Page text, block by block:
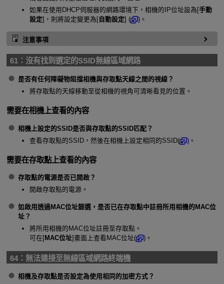
如果在使用DHCP伺服器的網路環境下，相機的IP位址設為[手動
設定]，則將設定變更為[自動設定] ( )。
注意事項
61： 沒有找到選定的SSID無線區域網路
是否有任何障礙物阻擋相機與存取點天線之間的視線？
將存取點的天線移動至從相機的視角可清晰看見的位置。
需要在相機上查看的內容
相機上設定的SSID是否與存取點的SSID匹配？
查看存取點的SSID，然後在相機上設定相同的SSID(
)。
需要在存取點上查看的內容
存取點的電源是否已開啟？
開啟存取點的電源。
如啟用透過MAC位址篩選，是否已在存取點中註冊所用相機的MAC位
址？
將所用相機的MAC位址註冊至存取點。
可在[MAC位址]畫面上查看MAC位址( )。
64： 無法連接至無線區域網路終端機
相機及存取點是否設定為使用相同的加密方式？